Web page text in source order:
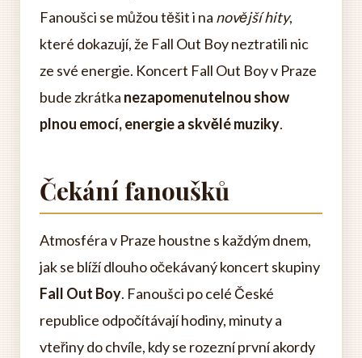
Fanoušci se můžou těšit i na novější hity,
které dokazují, že Fall Out Boy neztratili nic
ze své energie. Koncert Fall Out Boy v Praze
bude zkrátka nezapomenutelnou show
plnou emocí, energie a skvělé muziky.
Čekání fanoušků
Atmosféra v Praze houstne s každým dnem,
jak se blíží dlouho očekávaný koncert skupiny
Fall Out Boy. Fanoušci po celé České
republice odpočítávají hodiny, minuty a
vteřiny do chvíle, kdy se rozezní první akordy